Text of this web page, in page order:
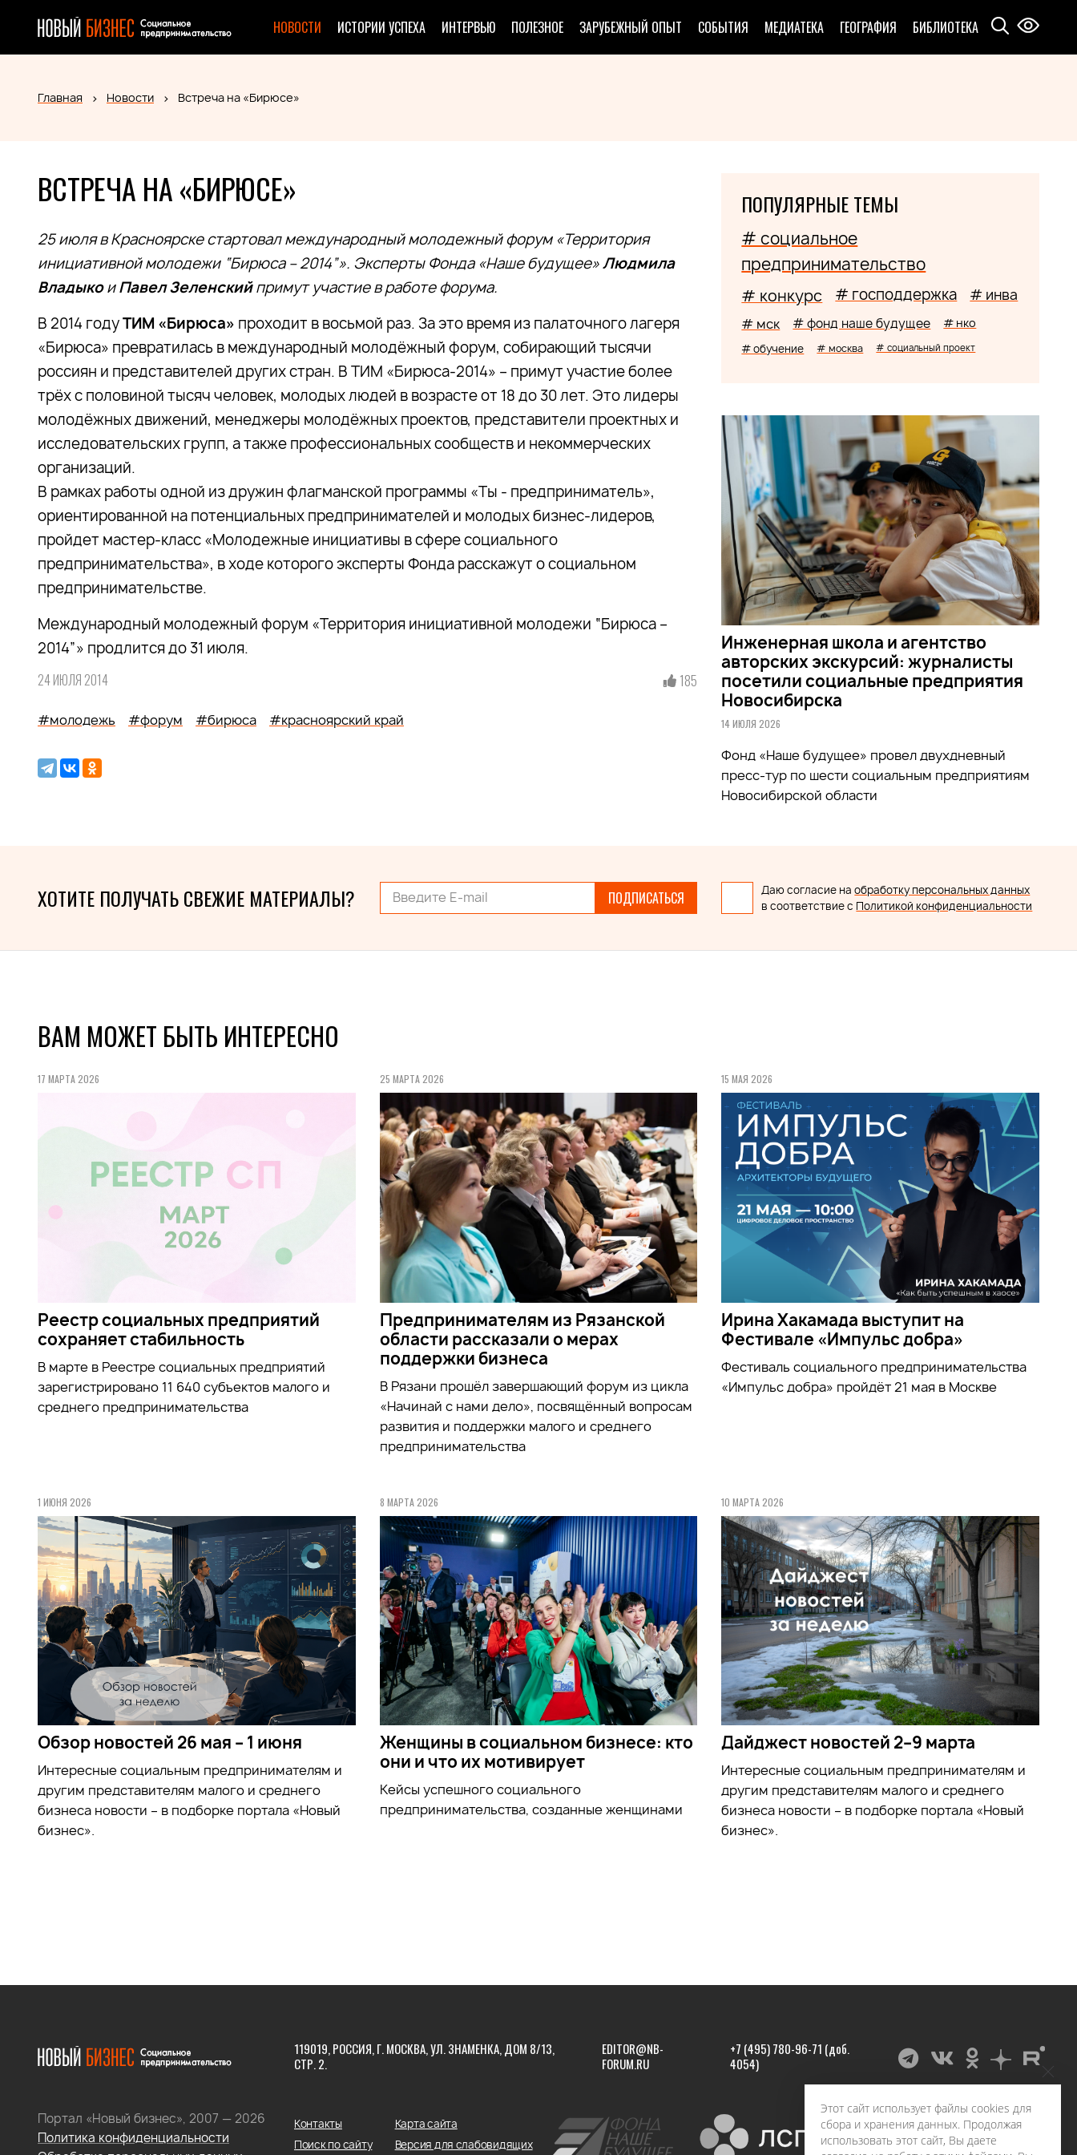
НОВОСТИ ИСТОРИИ УСПЕХА ИНТЕРВЬЮ ПОЛЕЗНОЕ ЗАРУБЕЖНЫЙ ОПЫТ СОБЫТИЯ МЕДИАТЕКА ГЕОГРАФИЯ БИБЛИОТЕКА
Главная Новости Встреча на «Бирюсе»
ВСТРЕЧА НА «БИРЮСЕ»
25 июля в Красноярске стартовал международный молодежный форум «Территория
инициативной молодежи “Бирюса – 2014”». Эксперты Фонда «Наше будущее»Людмила
ВладыкоиПавел Зеленскийпримут участие в работе форума.
В 2014 годуТИМ «Бирюса» проходит в восьмой раз. За это время из палаточного лагеря
«Бирюса» превратилась в международный молодёжный форум, собирающий тысячи
россиян и представителей других стран. В ТИМ «Бирюса-2014» – примут участие более
трёх с половиной тысяч человек, молодых людей в возрасте от 18 до 30 лет. Это лидеры
молодёжных движений, менеджеры молодёжных проектов, представители проектных и
исследовательских групп, а также профессиональных сообществ и некоммерческих
организаций.
В рамках работы одной из дружин флагманской программы «Ты - предприниматель»,
ориентированной на потенциальных предпринимателей и молодых бизнес-лидеров,
пройдет мастер-класс «Молодежные инициативы в сфере социального
предпринимательства», в ходе которого эксперты Фонда расскажут о социальном
предпринимательстве.
Международный молодежный форум «Территория инициативной молодежи “Бирюса –
2014”» продлится до 31 июля.
24 ИЮЛЯ 2014 185
#молодежь #форум #бирюса #красноярский край
ПОПУЛЯРНЫЕ ТЕМЫ
# социальное
предпринимательство
# конкурс # господдержка # инва
# мск # фонд наше будущее # нко
# обучение # москва # социальный проект
Инженерная школа и агентство
авторских экскурсий: журналисты
посетили социальные предприятия
Новосибирска
14 ИЮЛЯ 2026
Фонд «Наше будущее» провел двухдневный
пресс-тур по шести социальным предприятиям
Новосибирской области
ХОТИТЕ ПОЛУЧАТЬ СВЕЖИЕ МАТЕРИАЛЫ? ПОДПИСАТЬСЯ Даю согласие наобработку персональных данных
в соответствие с Политикой конфиденциальности
ВАМ МОЖЕТ БЫТЬ ИНТЕРЕСНО
17 МАРТА 2026
Реестр социальных предприятий
сохраняет стабильность
В марте в Реестре социальных предприятий
зарегистрировано 11 640 субъектов малого и
среднего предпринимательства
25 МАРТА 2026
Предпринимателям из Рязанской
области рассказали о мерах
поддержки бизнеса
В Рязани прошёл завершающий форум из цикла
«Начинай с нами дело», посвящённый вопросам
развития и поддержки малого и среднего
предпринимательства
15 МАЯ 2026
Ирина Хакамада выступит на
Фестивале «Импульс добра»
Фестиваль социального предпринимательства
«Импульс добра» пройдёт 21 мая в Москве
1 ИЮНЯ 2026
Обзор новостей 26 мая – 1 июня
Интересные социальным предпринимателям и
другим представителям малого и среднего
бизнеса новости – в подборке портала «Новый
бизнес».
8 МАРТА 2026
Женщины в социальном бизнесе: кто
они и что их мотивирует
Кейсы успешного социального
предпринимательства, созданные женщинами
10 МАРТА 2026
Дайджест новостей 2–9 марта
Интересные социальным предпринимателям и
другим представителям малого и среднего
бизнеса новости – в подборке портала «Новый
бизнес».
119019, РОССИЯ, Г. МОСКВА, УЛ. ЗНАМЕНКА, ДОМ 8/13,
СТР. 2.
EDITOR@NB-
FORUM.RU
+7 (495) 780-96-71 (доб.
4054)
Портал «Новый бизнес», 2007 — 2026
Политика конфиденциальности
Контакты
Карта сайта
Поиск по сайту
Версия для слабовидящих
Этот сайт использует файлы cookies для
сбора и хранения данных. Продолжая
использовать этот сайт, Вы даете